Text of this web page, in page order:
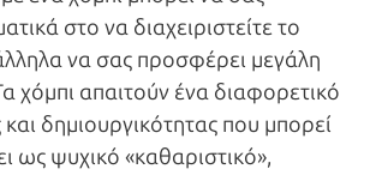
στο να διαχειριστείτε το
να σας προσφέρει μεγάλη
χόμπι απαιτούν ένα διαφορετικό
και δημιουργικότητας που μπορεί
ως ψυχικό «καθαριστικό»,